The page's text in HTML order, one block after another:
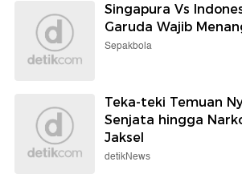
Singapura Vs
Garuda Wajib
Sepakbola
Teka-teki Temuan
Senjata hingga
Jaksel
detikNews